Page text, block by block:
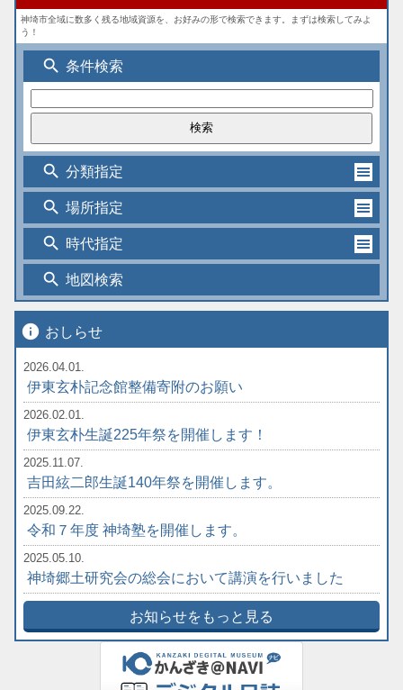
神埼市全域に数多く残る地域資源を、お好みの形で検索できます。まずは検索してみよ
う！
search 条件検索
search 分類指定
search 場所指定
search 時代指定
search 地図検索
info おしらせ
2026.04.01.
伊東玄朴記念館整備寄附のお願い
2026.02.01.
伊東玄朴生誕225年祭を開催します！
2025.11.07.
吉田絃二郎生誕140年祭を開催します。
2025.09.22.
令和７年度 神埼塾を開催します。
2025.05.10.
神埼郷土研究会の総会において講演を行いました
お知らせをもっと見る